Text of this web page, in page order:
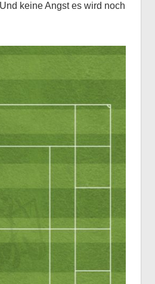
keine Angst es wird noch